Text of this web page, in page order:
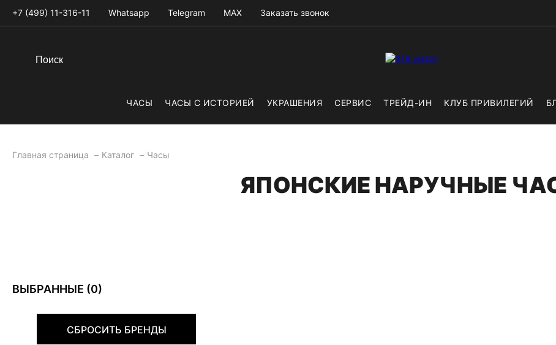
+7 (499) 11-316-11 Whatsapp Telegram MAX Заказать звонок
ЧАСЫ ЧАСЫ С ИСТОРИЕЙ УКРАШЕНИЯ СЕРВИС ТРЕЙД-ИН КЛУБ ПРИВИЛЕГИЙ
Главная страница Каталог Часы
ЯПОНСКИЕ НАРУЧНЫЕ
ВЫБРАННЫЕ (0)
СБРОСИТЬ БРЕНДЫ